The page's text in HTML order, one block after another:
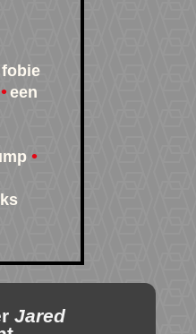
fobie
een
Jared